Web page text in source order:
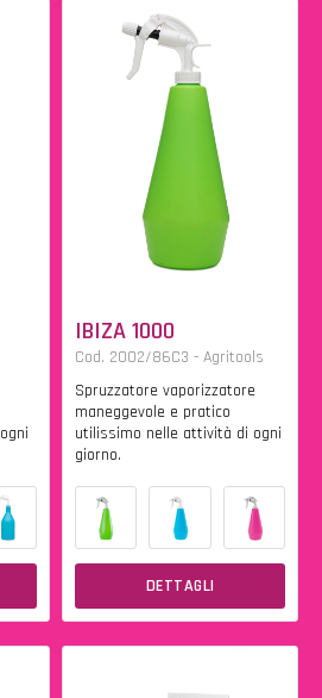
IBIZA 1000
Cod. 2002/86C3 - Agritools
Spruzzatore vaporizzatore
maneggevole e pratico
utilissimo nelle attività di ogni
giorno.
DETTAGLI